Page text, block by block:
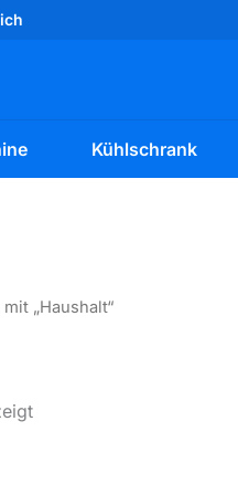
Kühlschrank
„Haushalt“